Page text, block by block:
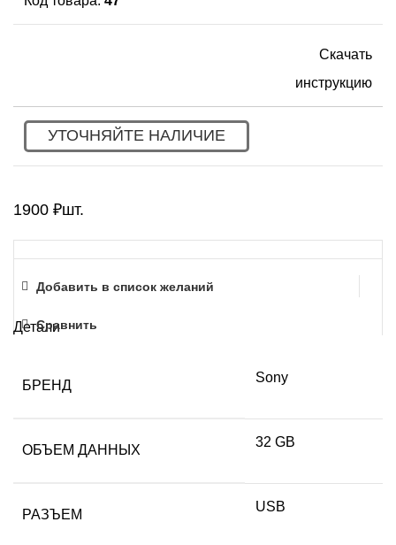
Скачать
инструкцию
УТОЧНЯЙТЕ НАЛИЧИЕ
1900 ₽шт.
Добавить в список желаний
Сравнить
Детали
БРЕНД
Sony
ОБЪЕМ ДАННЫХ
32 GB
РАЗЪЕМ
USB